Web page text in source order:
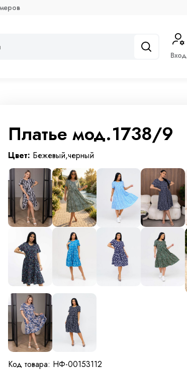
Вход
Платье мод.1738/9
Цвет: Бежевый,черный
Код товара: НФ-00153112